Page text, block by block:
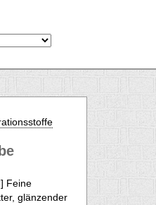
Feine
glänzender